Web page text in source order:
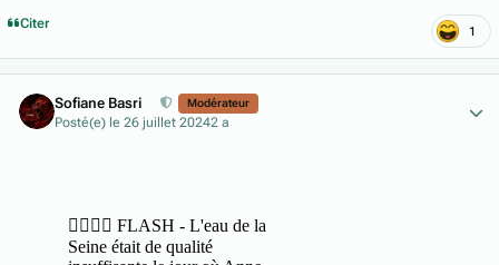
Citer 1
Sofiane Basri Modérateur
Posté(e) le 26 juillet 20242 a